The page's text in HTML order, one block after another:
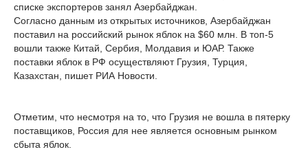
списке экспортеров занял Азербайджан.
Согласно данным из открытых источников, Азербайджан
поставил на российский рынок яблок на $60 млн. В топ-5
вошли также Китай, Сербия, Молдавия и ЮАР. Также
поставки яблок в РФ осуществляют Грузия, Турция,
Казахстан, пишет РИА Новости.
Отметим, что несмотря на то, что Грузия не вошла в пятерку
поставщиков, Россия для нее является основным рынком
сбыта яблок.